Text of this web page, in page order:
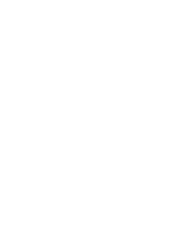
de Empresarios de